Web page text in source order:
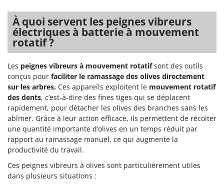
À quoi servent les peignes vibreurs
électriques à batterie à mouvement
rotatif ?
Les peignes vibreurs à mouvement rotatifsont des outils
conçus pour faciliter le ramassage des olives directement
sur les arbres. Ces appareils exploitent le mouvement rotatif
des dents, c’est-à-dire des fines tiges qui se déplacent
rapidement, pour détacher les olives des branches sans les
abîmer. Grâce à leur action efficace, ils permettent de récolter
une quantité importante d’olives en un temps réduit par
rapport au ramassage manuel, ce qui augmente la
productivité du travail.
Ces peignes vibreurs à olives sont particulièrement utiles
dans plusieurs situations :